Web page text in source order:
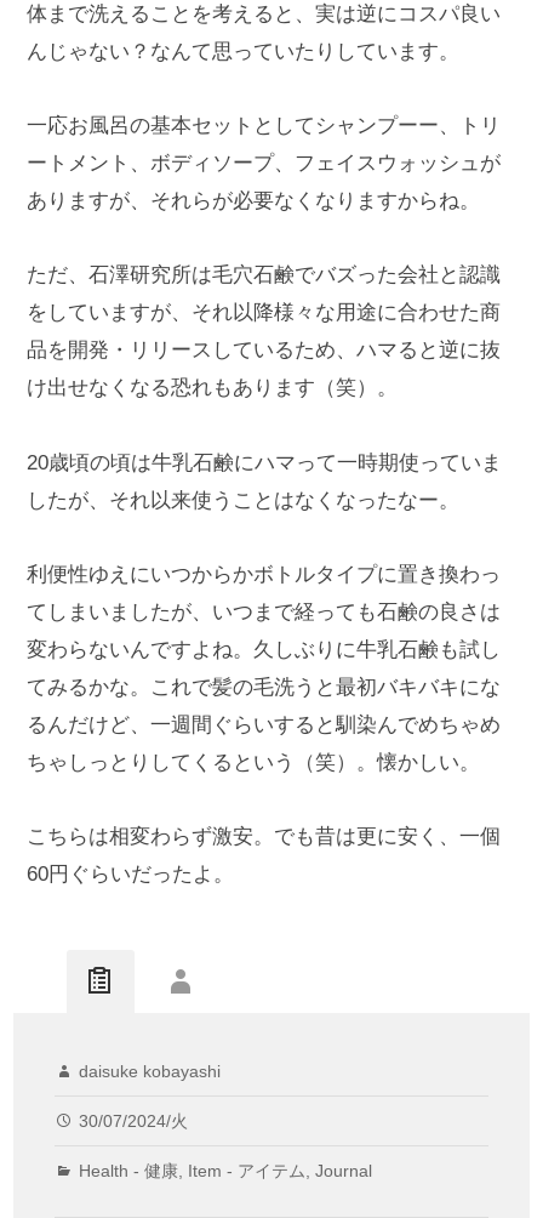
体まで洗えることを考えると、実は逆にコスパ良い
んじゃない？なんて思っていたりしています。
一応お風呂の基本セットとしてシャンプーー、トリ
ートメント、ボディソープ、フェイスウォッシュが
ありますが、それらが必要なくなりますからね。
ただ、石澤研究所は毛穴石鹸でバズった会社と認識
をしていますが、それ以降様々な用途に合わせた商
品を開発・リリースしているため、ハマると逆に抜
け出せなくなる恐れもあります（笑）。
20歳頃の頃は牛乳石鹸にハマって一時期使っていま
したが、それ以来使うことはなくなったなー。
利便性ゆえにいつからかボトルタイプに置き換わっ
てしまいましたが、いつまで経っても石鹸の良さは
変わらないんですよね。久しぶりに牛乳石鹸も試し
てみるかな。これで髪の毛洗うと最初バキバキにな
るんだけど、一週間ぐらいすると馴染んでめちゃめ
ちゃしっとりしてくるという（笑）。懐かしい。
こちらは相変わらず激安。でも昔は更に安く、一個
60円ぐらいだったよ。
daisuke kobayashi
30/07/2024/火
Health - 健康, Item - アイテム,Journal